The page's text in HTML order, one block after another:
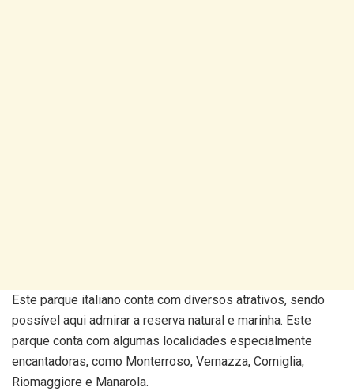
Este parque italiano conta com diversos atrativos, sendo
possível aqui admirar a reserva natural e marinha. Este
parque conta com algumas localidades especialmente
encantadoras, como Monterroso, Vernazza, Corniglia,
Riomaggiore e Manarola.